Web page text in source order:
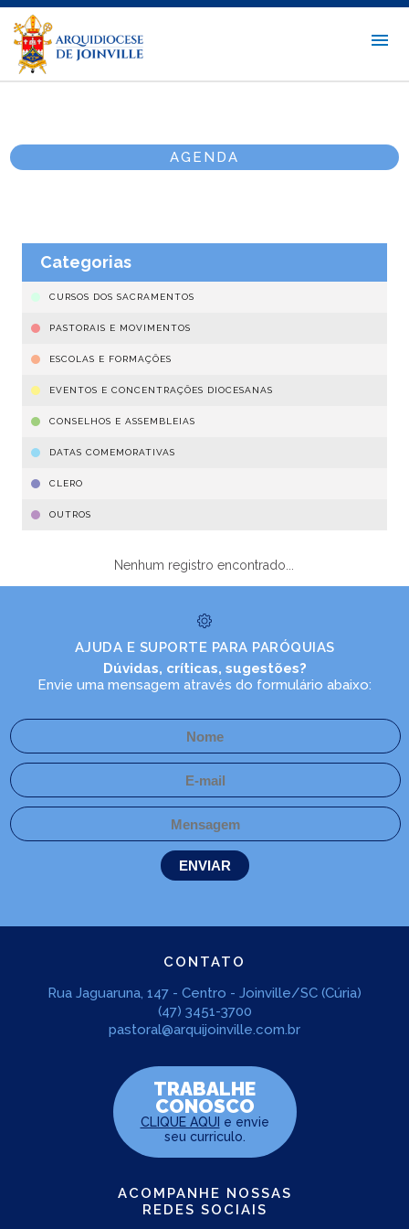
AGENDA
Categorias
CURSOS DOS SACRAMENTOS
PASTORAIS E MOVIMENTOS
ESCOLAS E FORMAÇÕES
EVENTOS E CONCENTRAÇÕES DIOCESANAS
CONSELHOS E ASSEMBLEIAS
DATAS COMEMORATIVAS
CLERO
OUTROS
Nenhum registro encontrado...
AJUDA E SUPORTE PARA PARÓQUIAS
Dúvidas, críticas, sugestões?
Envie uma mensagem através do formulário abaixo:
CONTATO
Rua Jaguaruna, 147 - Centro - Joinville/SC (Cúria)
(47) 3451-3700
pastoral@arquijoinville.com.br
TRABALHE
CONOSCO
CLIQUE AQUI e envie
seu curriculo.
ACOMPANHE NOSSAS
REDES SOCIAIS